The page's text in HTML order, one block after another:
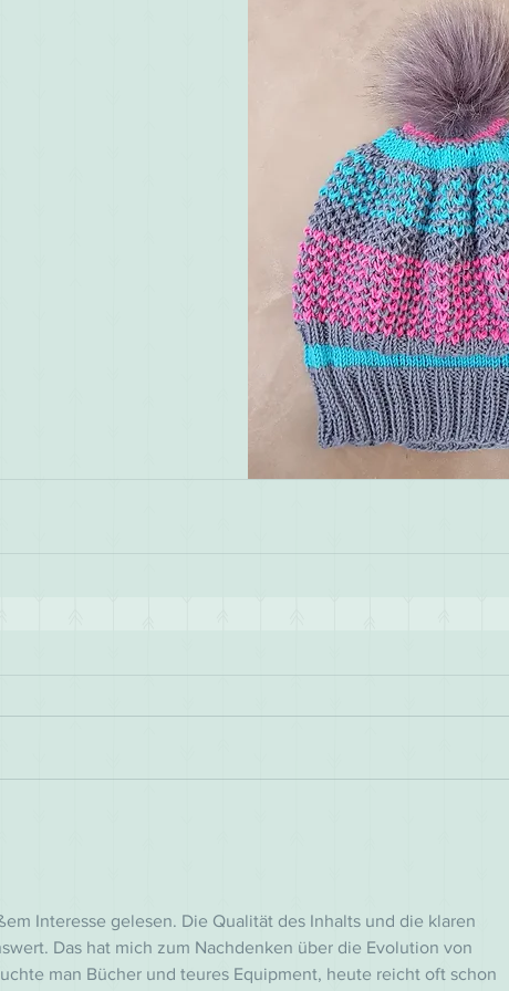
Interesse gelesen. Die Qualität des Inhalts und die klaren
Das hat mich zum Nachdenken über die Evolution von
man Bücher und teures Equipment, heute reicht oft schon